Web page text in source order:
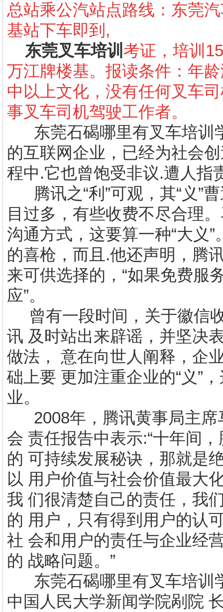
总站乘公汽站点路线：东莞
基站下车即到 ,
东莞叉车培训 考证，培训 15
万江牌楼基。报读条件：年
中以上文化，没有任何叉车
事叉车司机驾驶工作者。
东莞石碣哪里有叉车培训
的互联网企业，已经为社会
程中.它也曾饱受非议.遭人
腾讯之“利”可观，其“义”
目过多，有些收费不尽合理
沟通方式，这要算一种“大义
的喜枪，而且 .他还声明，腾
来可供选择的，“如果免费
应”。
曾有一段时间，关于徽信
讯 及时站出来辟谣，并坚决
做法， 意在向世人阐释，企
础上要 更加注重企业的“义”
业。
2008年，腾讯黄事局主
会 责任报告中表示:“十年间
的 可持续发展秘诀，那就是
以 用户价值与社会价值最大
我 们很清楚自己的责任，我
的 用户，只有得到用户的认
社 会和用户的责任与企业经
的 战略问题。”
东莞石碣哪里有叉车培训
中国人民大学新闻学院剐院